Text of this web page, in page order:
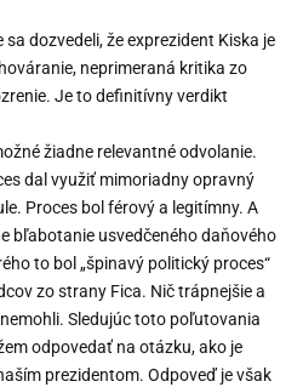
dozvedeli, že exprezident Kiska je
neprimeraná kritika zo
Je to definitívny verdikt
žiadne relevantné odvolanie.
dal využiť mimoriadny opravný
Proces bol férový a legitímny. A
bľabotanie usvedčeného daňového
to bol „špinavý politický proces“
zo strany Fica. Nič trápnejšie a
Sledujúc toto poľutovania
odpovedať na otázku, ako je
prezidentom. Odpoveď je však